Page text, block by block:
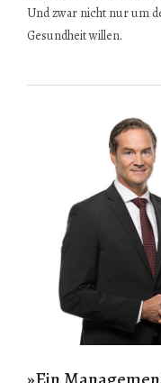
Und zwar nicht nur um
Gesundheit willen.